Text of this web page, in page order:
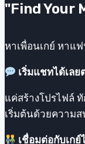
"Find Your
หาเพื่อนเกย์ หาแ
เริ่มแชทได้เล
แค่สร้างโปรไฟล์
เริ่มต้นด้วยความส
เชื่อมต่อกับเกย์